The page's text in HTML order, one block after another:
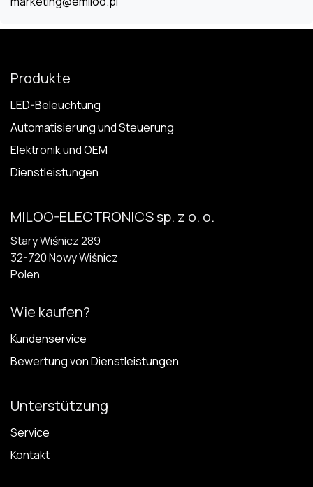
Produkte
LED-Beleuchtung
Automatisierung und Steuerung
Elektronik und OEM
Dienstleistungen
MILOO-ELECTRONICS sp. z o. o.
Stary Wiśnicz 289
32-720 N​owy Wiśnicz
Polen
Wie kaufen?
Kundenservice
Bewertung von Dienstleistungen
Unterstützung
Service
Kontakt